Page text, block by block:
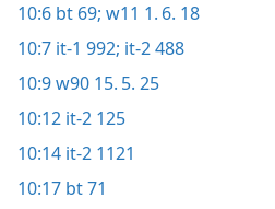
10:6 bt 69; w11 1. 6. 18
10:7 it-1 992; it-2 488
10:9w90 15. 5. 25
10:12 it-2 125
10:14 it-2 1121
10:17 bt 71